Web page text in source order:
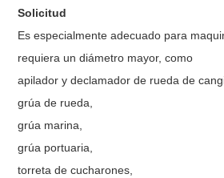
Solicitud
Es especialmente adecuado para
requiera un diámetro mayor, como
apilador y declamador de rueda de
grúa de rueda,
grúa marina,
grúa portuaria,
torreta de cucharones,